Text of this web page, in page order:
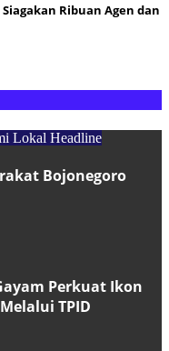
Ribuan Agen dan
Lokal Headline
Bojonegoro
Perkuat Ikon
TPID